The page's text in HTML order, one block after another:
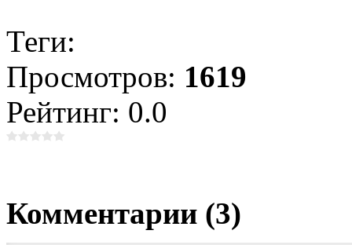
Теги:
Просмотров: 1619
Рейтинг: 0.0
Комментарии (3)